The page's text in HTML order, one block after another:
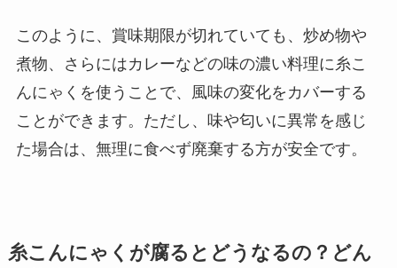
このように、賞味期限が切れていても、炒め物や
煮物、さらにはカレーなどの味の濃い料理に糸こ
んにゃくを使うことで、風味の変化をカバーする
ことができます。ただし、味や匂いに異常を感じ
た場合は、無理に食べず廃棄する方が安全です。
糸こんにゃくが腐るとどうなるの？どん